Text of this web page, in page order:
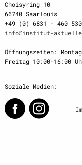
Choisyring 10
66740 Saarlouis
+49 (0) 6831 - 460 530
info@institut-
Öffnungszeiten:
Freitag 10:00-16:00
Soziale Medien: